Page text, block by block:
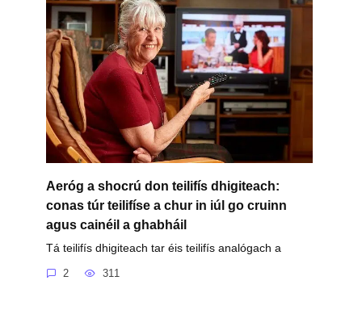
Aeróg a shocrú don teilifís dhigiteach:
conas túr teilifíse a chur in iúl go cruinn
agus cainéil a ghabháil
Tá teilifís dhigiteach tar éis teilifís analógach a
2 311